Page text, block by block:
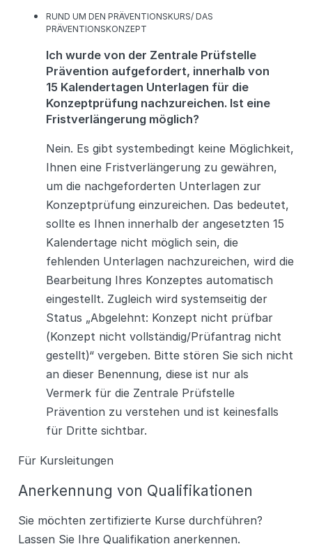
K
A
E
G
O
R
E
RUND UM DEN PRÄVENTIONSKURS/ DAS
PRÄVENTIONSKONZEPT
Ich wurde von der Zentrale Prüfstelle
Prävention aufgefordert, innerhalb von
15 Kalendertagen Unterlagen für die
Konzeptprüfung nachzureichen. Ist eine
Fristverlängerung möglich?
Nein. Es gibt systembedingt keine Möglichkeit,
Ihnen eine Fristverlängerung zu gewähren,
um die nachgeforderten Unterlagen zur
Konzeptprüfung einzureichen. Das bedeutet,
sollte es Ihnen innerhalb der angesetzten 15
Kalendertage nicht möglich sein, die
fehlenden Unterlagen nachzureichen, wird die
Bearbeitung Ihres Konzeptes automatisch
eingestellt. Zugleich wird systemseitig der
Status „Abgelehnt: Konzept nicht prüfbar
(Konzept nicht vollständig/Prüfantrag nicht
gestellt)“ vergeben. Bitte stören Sie sich nicht
an dieser Benennung, diese ist nur als
Vermerk für die Zentrale Prüfstelle
Prävention zu verstehen und ist keinesfalls
für Dritte sichtbar.
Für Kursleitungen
Anerkennung von Qualifikationen
Sie möchten zertifizierte Kurse durchführen?
Lassen Sie Ihre Qualifikation anerkennen.